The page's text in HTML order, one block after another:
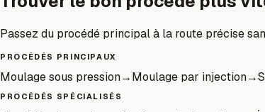
Passez du procédé principal à la route précise
PROCÉDÉS PRINCIPAUX
Moulage sous pression→Moulage par injection→
PROCÉDÉS SPÉCIALISÉS